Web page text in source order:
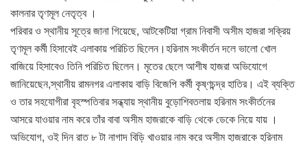
কালনার তৃণমূল নেতৃত্ব ।
পরিবার ও স্থানীয় সূত্রে জানা গিয়েছে, আটকেটিয়া গ্রাম নিবাসী অসীম হাজরা সক্রিয়
তৃণমূল কর্মী হিসাবেই এলাকায় পরিচিত ছিলেন।হরিনাম সংকীর্তন দলে ভালো খোল
বাজিয়ে হিসাবেও তিনি পরিচিত ছিলেন। মৃতের ছেলে আশীষ হাজরা অভিযোগে
জানিয়েছেন,স্থানীয় রামনগর এলাকায় বাড়ি বিজেপি কর্মী কৃষ্ণচন্দ্র হাতির। এই ব্যক্তি
ও তার সহযোগীরা বৃহস্পতিবার সন্ধ্যায় স্থানীয় বুড়োশিবতলায় হরিনাম সংকীর্তনের
আসরে যাওয়ার নাম করে তাঁর বাবা অসীম হাজরাকে বাড়ি থেকে ডেকে নিয়ে যায় ।
অভিযোগ, ওই দিন রাত ৮ টা নাগাদ বিড়ি খাওয়ার নাম করে অসীম হাজরাকে হরিনাম